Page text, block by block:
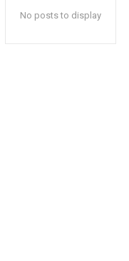
No posts to display